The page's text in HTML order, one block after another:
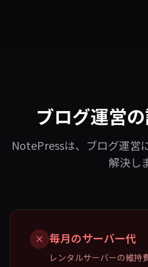
ブログ運営
NotePressは、ブログ運営
解決し
毎月のサーバー代
レンタルサーバーの維持